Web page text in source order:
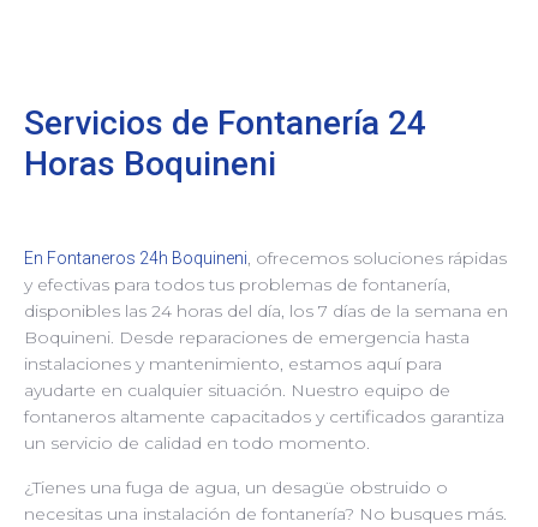
Servicios de Fontanería 24
Horas Boquineni
En Fontaneros 24h Boquineni, ofrecemos soluciones rápidas
y efectivas para todos tus problemas de fontanería,
disponibles las 24 horas del día, los 7 días de la semana en
Boquineni. Desde reparaciones de emergencia hasta
instalaciones y mantenimiento, estamos aquí para
ayudarte en cualquier situación. Nuestro equipo de
fontaneros altamente capacitados y certificados garantiza
un servicio de calidad en todo momento.
¿Tienes una fuga de agua, un desagüe obstruido o
necesitas una instalación de fontanería? No busques más.